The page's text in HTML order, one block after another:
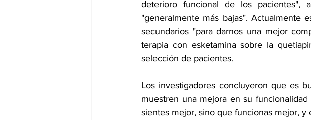
deterioro funcional de los pacientes",
"generalmente más bajas". Actualmente
secundarios "para darnos una mejor
terapia con esketamina sobre la
selección de pacientes.
Los investigadores concluyeron que es
muestren una mejora en su
sientes mejor, sino que funcionas mejor, y